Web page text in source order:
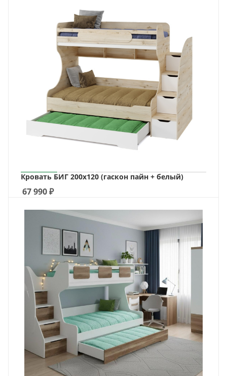
Кровать БИГ 200х120 (гаскон пайн + белый)
67 990₽